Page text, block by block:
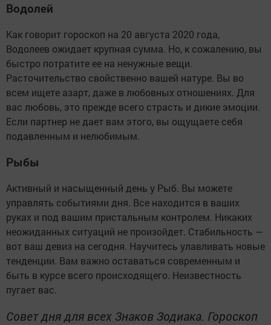
Водолей
Как говорит гороскоп на 20 августа 2020 года,
Водолеев ожидает крупная сумма. Но, к сожалению, вы
быстро потратите ее на ненужные вещи.
Расточительство свойственно вашей натуре. Вы во
всем ищете азарт, даже в любовных отношениях. Для
вас любовь, это прежде всего страсть и дикие эмоции.
Если партнер не дает вам этого, вы ощущаете себя
подавленным и нелюбимым.
Рыбы
Активный и насыщенный день у Рыб. Вы можете
управлять событиями дня. Все находится в ваших
руках и под вашим пристальным контролем. Никаких
неожиданных ситуаций не произойдет. Стабильность —
вот ваш девиз на сегодня. Научитесь улавливать новые
тенденции. Вам важно оставаться современным и
быть в курсе всего происходящего. Неизвестность
пугает вас.
Совет дня для всех Знаков Зодиака. Гороскоп